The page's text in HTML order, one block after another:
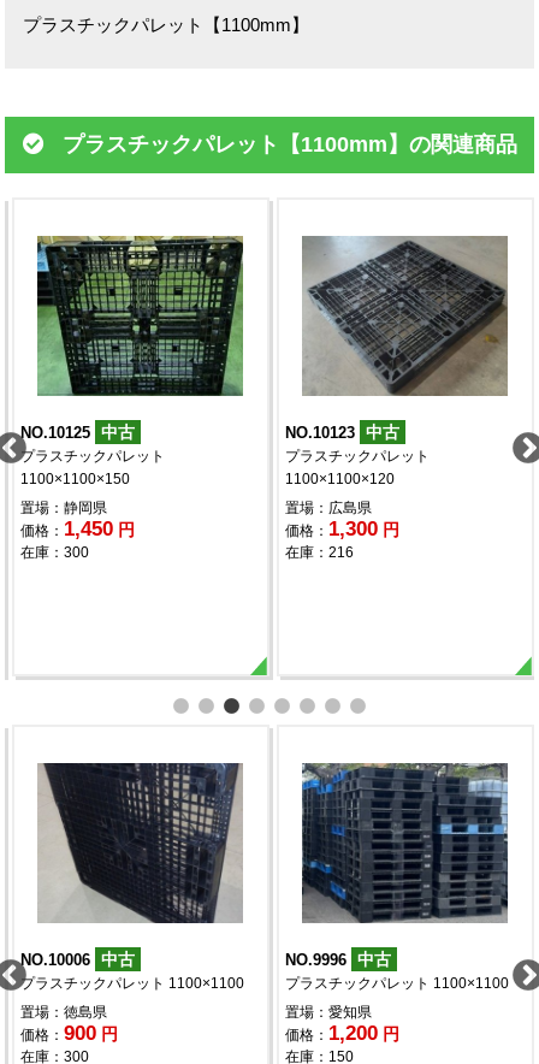
プラスチックパレット【1100mm】
プラスチックパレット【1100mm】の関連商品
NO.10125 中古
プラスチックパレット
1100×1100×150
置場：静岡県
価格： 1,450円
在庫：300
NO.10123 中古
プラスチックパレット
1100×1100×120
置場：広島県
価格： 1,300円
在庫：216
NO.10006 中古
プラスチックパレット 1100×1100
置場：徳島県
価格： 900円
在庫：300
NO.9996 中古
プラスチックパレット 1100×1100
置場：愛知県
価格： 1,200円
在庫：150